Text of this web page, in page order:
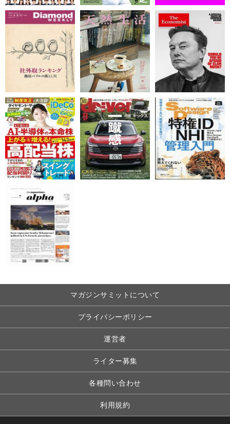
マガジンサミットについて
プライバシーポリシー
運営者
ライター募集
各種問い合わせ
利用規約